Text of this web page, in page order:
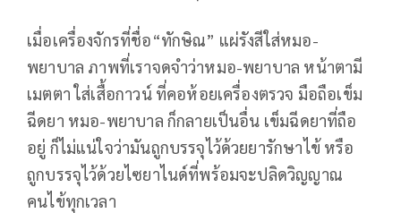
เมื่อเครื่องจักรที่ชื่อ“ทักษิณ” แผ่รังสีใส่หมอ-
พยาบาล ภาพที่เราจดจำว่าหมอ-พยาบาล หน้าตามี
เมตตา ใส่เสื้อกาวน์ ที่คอห้อยเครื่องตรวจ มือถือเข็ม
ฉีดยา หมอ-พยาบาล ก็กลายเป็นอื่น เข็มฉีดยาที่ถือ
อยู่ ก็ไม่แน่ใจว่ามันถูกบรรจุไว้ด้วยยารักษาไข้ หรือ
ถูกบรรจุไว้ด้วยไซยาไนด์ที่พร้อมจะปลิดวิญญาณ
คนไข้ทุกเวลา